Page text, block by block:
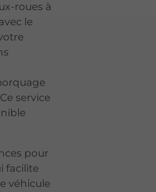
roues à
le
service
pour
facilite
véhicule